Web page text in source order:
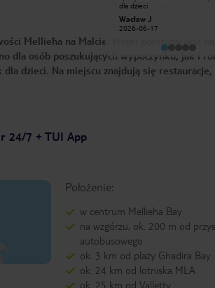
Klimatyczne kawiarnia wykuta
Ponieważ mieliśmy
wykupiliśmy miejsce na
parkingu - rada: parking
mały, dlatego w sezonie
rezerwację.
dla dzieci
Wacław J
2026-06-17
Mellieħa na Malcie. Hotel położony jest
dla osób poszukujących wypoczynku, jak i
dzieci. Na miejscu znajdują się
24/7 + TUI App
Położenie:
w centrum Mellieha Bay
na wzgórzu, ok. 200 m od
autobusowego
ok. 3 km od plaży Ghadira Bay
ok. 24 km od lotniska MLA
ok. 25 km od Valletty